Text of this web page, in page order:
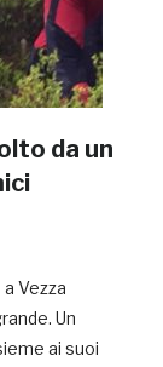
da un
Vezza
Un
ai suoi